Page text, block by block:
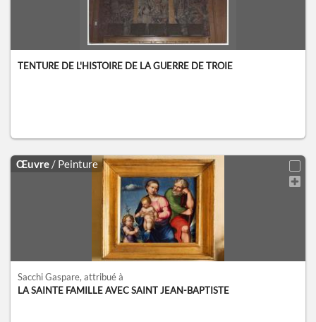
TENTURE DE L'HISTOIRE DE LA GUERRE DE TROIE
Œuvre / Peinture
Sacchi Gaspare, attribué à
LA SAINTE FAMILLE AVEC SAINT JEAN-BAPTISTE